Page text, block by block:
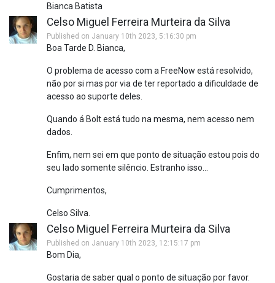
Bianca Batista
Celso Miguel Ferreira Murteira da Silva
Published on January 10th 2023, 5:16:30 pm
Boa Tarde D. Bianca,
O problema de acesso com a FreeNow está resolvido,
não por si mas por via de ter reportado a dificuldade de
acesso ao suporte deles.
Quando á Bolt está tudo na mesma, nem acesso nem
dados.
Enfim, nem sei em que ponto de situação estou pois do
seu lado somente silêncio. Estranho isso...
Cumprimentos,
Celso Silva.
Celso Miguel Ferreira Murteira da Silva
Published on January 10th 2023, 12:15:17 pm
Bom Dia,
Gostaria de saber qual o ponto de situação por favor.